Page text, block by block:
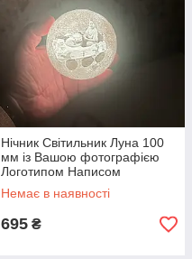
Нічник Світильник Луна 100
мм із Вашою фотографією
Логотипом Написом
акумуляторний 16 кольорів
пульт
Немає в наявності
695 ₴